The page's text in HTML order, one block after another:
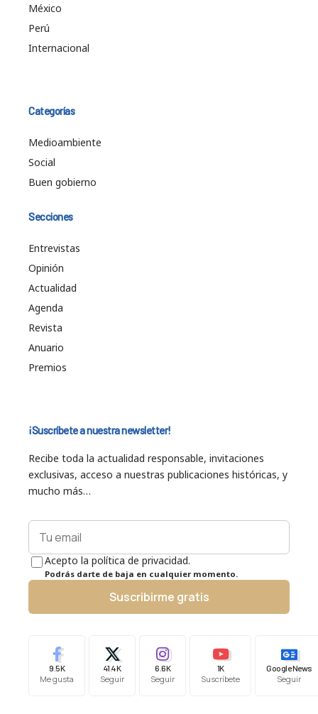
México
Perú
Internacional
Categorías
Medioambiente
Social
Buen gobierno
Secciones
Entrevistas
Opinión
Actualidad
Agenda
Revista
Anuario
Premios
¡Suscríbete a nuestra newsletter!
Recibe toda la actualidad responsable, invitaciones
exclusivas, acceso a nuestras publicaciones históricas, y
mucho más…
Acepto la política de privacidad.
Podrás darte de baja en cualquier momento.
Suscribirme gratis
9.5K
Me gusta
41.4K
Seguir
6.6K
Seguir
1K
Suscríbete
Google News
Seguir